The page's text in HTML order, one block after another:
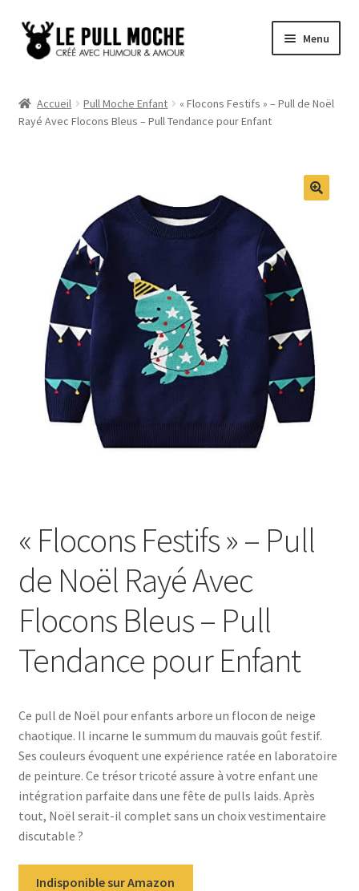
Aller
Aller
au
Menu
Pull Noël Femme
Pull Noël Promo
Accueil Pull Moche Enfant
« Flocons Festifs » – Pull de Noël
Rayé Avec Flocons Bleus – Pull Tendance pour Enfant
« Flocons Festifs » – Pull
de Noël Rayé Avec
Flocons Bleus – Pull
Tendance pour Enfant
Ce pull de Noël pour enfants arbore un flocon de neige
chaotique. Il incarne le summum du mauvais goût festif.
Ses couleurs évoquent une expérience ratée en laboratoire
de peinture. Ce trésor tricoté assure à votre enfant une
intégration parfaite dans une fête de pulls laids. Après
tout, Noël serait-il complet sans un choix vestimentaire
discutable ?
Indisponible sur Amazon